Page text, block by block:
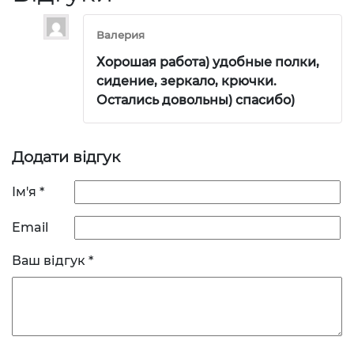
Валерия
Хорошая работа) удобные полки,
сидение, зеркало, крючки.
Остались довольны) спасибо)
Додати відгук
Ім'я *
Email
Ваш відгук *